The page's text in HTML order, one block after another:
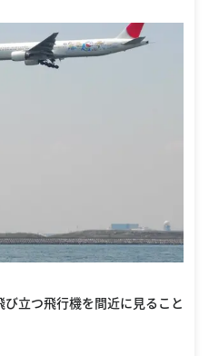
立つ飛行機を間近に見ること